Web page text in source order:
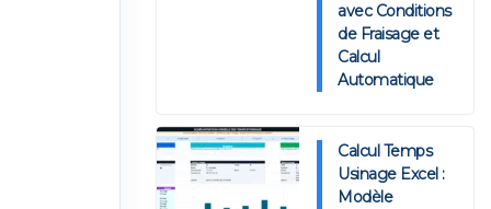
avec Conditions
de Fraisage et
Calcul
Automatique
Calcul Temps
Usinage Excel :
Modèle